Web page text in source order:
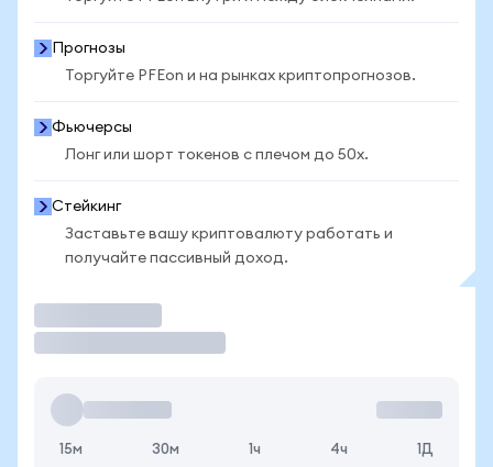
Прогнозы
Торгуйте PFEon и на рынках криптопрогнозов.
Фьючерсы
Лонг или шорт токенов с плечом до 50x.
Стейкинг
Заставьте вашу криптовалюту работать и
получайте пассивный доход.
15м 30м 1ч 4ч 1Д